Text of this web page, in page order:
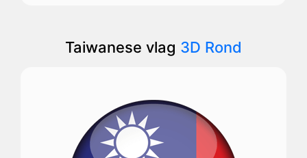
Taiwanese vlag 3D Rond